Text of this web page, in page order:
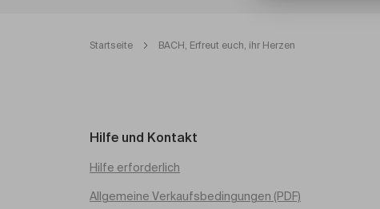
Startseite BACH, Erfreut euch, ihr Herzen
Hilfe und Kontakt
Hilfe erforderlich
Allgemeine Verkaufsbedingungen (PDF)